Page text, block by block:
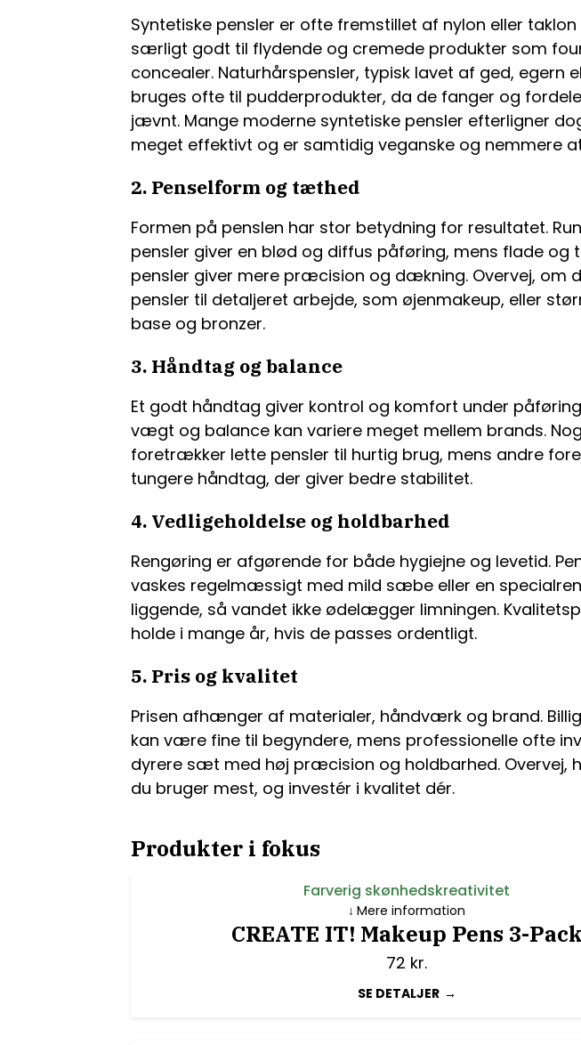
Syntetiske pensler er ofte fremstillet af nylon eller
særligt godt til flydende og cremede produkter som
concealer. Naturhårspensler, typisk lavet af ged, egern
bruges ofte til pudderprodukter, da de fanger og
jævnt. Mange moderne syntetiske pensler efterligner
meget effektivt og er samtidig veganske og nemmere
2. Penselform og tæthed
Formen på penslen har stor betydning for resultatet.
pensler giver en blød og diffus påføring, mens flade
pensler giver mere præcision og dækning. Overvej, om
pensler til detaljeret arbejde, som øjenmakeup, eller
base og bronzer.
3. Håndtag og balance
Et godt håndtag giver kontrol og komfort under
vægt og balance kan variere meget mellem brands.
foretrækker lette pensler til hurtig brug, mens andre
tungere håndtag, der giver bedre stabilitet.
4. Vedligeholdelse og holdbarhed
Rengøring er afgørende for både hygiejne og levetid.
vaskes regelmæssigt med mild sæbe eller en
liggende, så vandet ikke ødelægger limningen.
holde i mange år, hvis de passes ordentligt.
5. Pris og kvalitet
Prisen afhænger af materialer, håndværk og brand.
kan være fine til begyndere, mens professionelle ofte
dyrere sæt med høj præcision og holdbarhed. Overvej,
du bruger mest, og investér i kvalitet dér.
Produkter i fokus
Farverig skønhedskreativitet
CREATE IT! Makeup Pens 3-Pack
72 kr.
SE DETALJER
Mere information